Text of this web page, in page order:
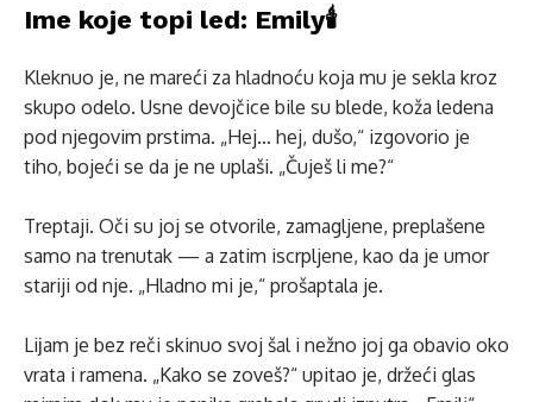
Ime koje topi led: Emily🕯️
Kleknuo je, ne mareći za hladnoću koja mu je sekla kroz
skupo odelo. Usne devojčice bile su blede, koža ledena
pod njegovim prstima. „Hej… hej, dušo,“ izgovorio je
tiho, bojeći se da je ne uplaši. „Čuješ li me?“
Treptaji. Oči su joj se otvorile, zamagljene, preplašene
samo na trenutak — a zatim iscrpljene, kao da je umor
stariji od nje. „Hladno mi je,“ prošaptala je.
Liјam je bez reči skinuo svoj šal i nežno joj ga obavio oko
vrata i ramena. „Kako se zoveš?“ upitao je, držeći glas